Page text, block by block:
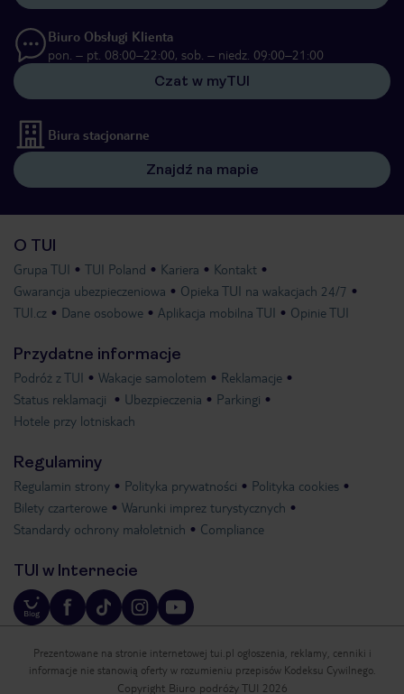
Biuro Obsługi Klienta
pon. – pt. 08:00–22:00, sob. – niedz. 09:00–21:00
Czat w myTUI
Biura stacjonarne
Znajdź na mapie
O TUI
Grupa TUI TUI Poland Kariera
Kontakt
Gwarancja ubezpieczeniowa
Opieka TUI na wakacjach 24/7
TUI.cz
Dane osobowe Aplikacja mobilna TUI Opinie TUI
Przydatne informacje
Podróż z TUI Wakacje samolotem
Reklamacje
Status reklamacji
Ubezpieczenia
Parkingi
Hotele przy lotniskach
Regulaminy
Regulamin strony Polityka prywatności
Polityka cookies
Bilety czarterowe
Warunki imprez turystycznych
Standardy ochrony małoletnich
Compliance
TUI w Internecie
Prezentowane na stronie internetowej tui.pl ogłoszenia, reklamy, cenniki i
informacje nie stanowią oferty w rozumieniu przepisów Kodeksu Cywilnego.
Copyright Biuro podróży TUI 2026